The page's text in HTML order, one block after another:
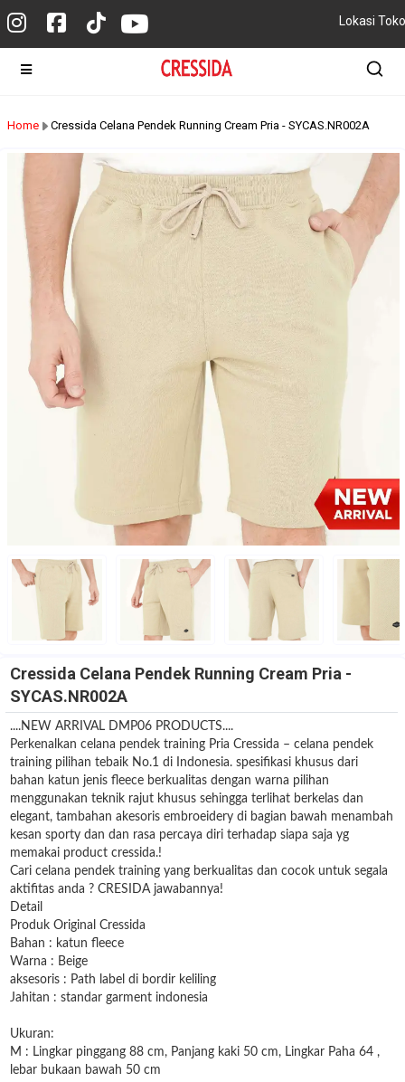
Lokasi Toko
Home Cressida Celana Pendek Running Cream Pria - SYCAS.NR002A
Cressida Celana Pendek Running Cream Pria -
SYCAS.NR002A
....NEW ARRIVAL DMP06 PRODUCTS....
Perkenalkan celana pendek training Pria Cressida – celana pendek
training pilihan tebaik No.1 di Indonesia. spesifikasi khusus dari
bahan katun jenis fleece berkualitas dengan warna pilihan
menggunakan teknik rajut khusus sehingga terlihat berkelas dan
elegant, tambahan akesoris embroeidery di bagian bawah menambah
kesan sporty dan dan rasa percaya diri terhadap siapa saja yg
memakai product cressida.!
Cari celana pendek training yang berkualitas dan cocok untuk segala
aktifitas anda ? CRESIDA jawabannya!
Detail
Produk Original Cressida
Bahan : katun fleece
Warna : Beige
aksesoris : Path label di bordir keliling
Jahitan : standar garment indonesia
Ukuran:
M : Lingkar pinggang 88 cm, Panjang kaki 50 cm, Lingkar Paha 64 ,
lebar bukaan bawah 50 cm